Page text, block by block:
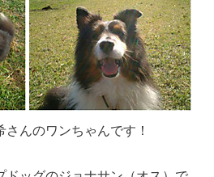
んのワンちゃんです！